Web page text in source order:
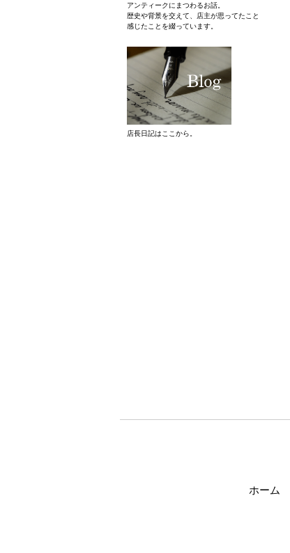
アンティークにまつわるお話。
歴史や背景を交えて、店主が思ってたこと
感じたことを綴っています。
店長日記はここから。
ホーム